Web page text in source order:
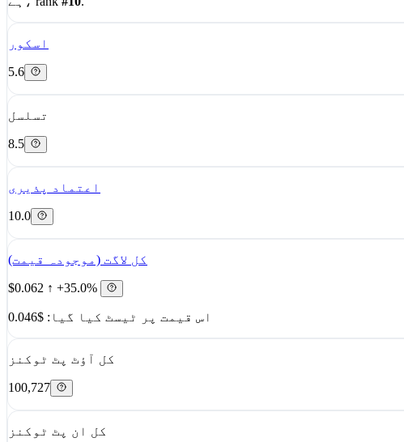
اسکور
5.6
تسلسل
8.5
اعتماد پذیری
10.0
کل لاگت (موجودہ قیمت)
$0.062 ↑ +35.0%
اس قیمت پر ٹیسٹ کیا گیا: $0.046
کل آؤٹ پٹ ٹوکنز
100,727
کل ان پٹ ٹوکنز